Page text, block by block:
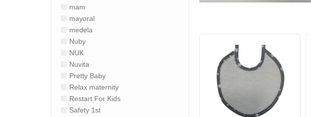
mam
mayoral
medela
Nuby
NUK
Nuvita
Pretty Baby
Relax maternity
Restart For Kids
Safety 1st